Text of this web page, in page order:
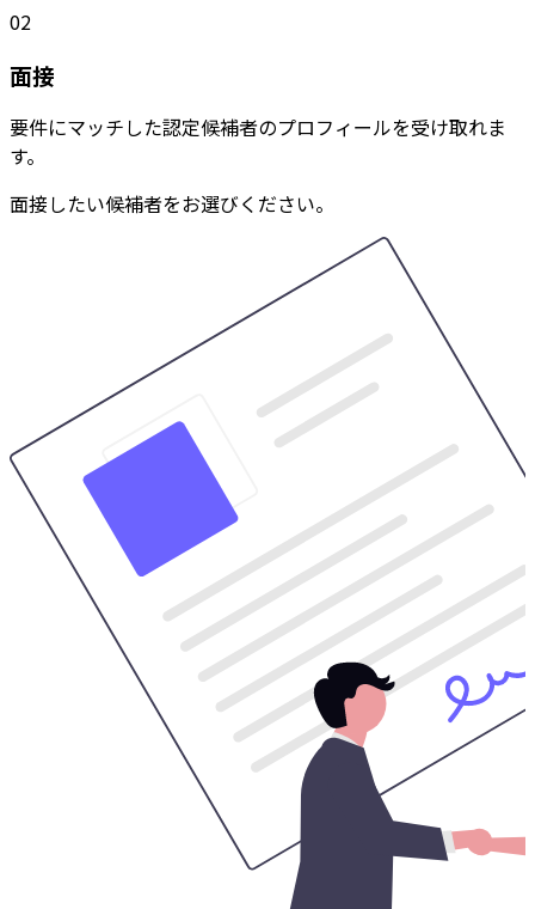
02
面接
要件にマッチした認定候補者のプロフィールを受け取れま
す。
面接したい候補者をお選びください。